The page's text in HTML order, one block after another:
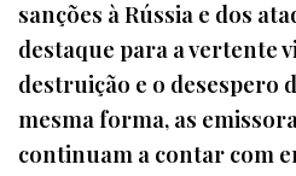
sanções à Rússia e dos
destaque para a vertente
destruição e o desespero
mesma forma, as
continuam a contar com